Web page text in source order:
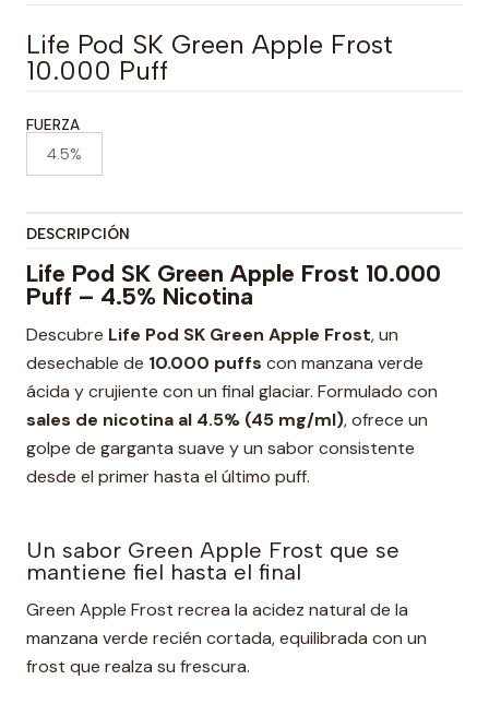
Life Pod SK Green Apple Frost
10.000 Puff
FUERZA
4.5%
DESCRIPCIÓN
Life Pod SK Green Apple Frost 10.000
Puff – 4.5% Nicotina
Descubre Life Pod SK Green Apple Frost, un
desechable de 10.000 puffs con manzana verde
ácida y crujiente con un final glaciar. Formulado con
sales de nicotina al 4.5% (45 mg/ml), ofrece un
golpe de garganta suave y un sabor consistente
desde el primer hasta el último puff.
Un sabor Green Apple Frost que se
mantiene fiel hasta el final
Green Apple Frost recrea la acidez natural de la
manzana verde recién cortada, equilibrada con un
frost que realza su frescura.